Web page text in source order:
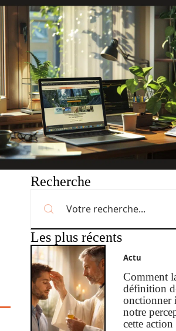
Recherche
Les plus récents
Actu
Comment
définition
onctionner
notre
cette action